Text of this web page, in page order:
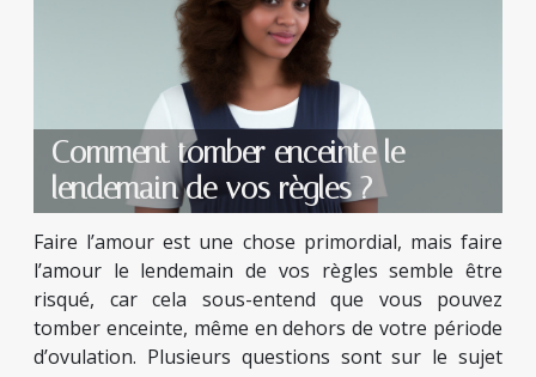
Comment tomber enceinte le
lendemain de vos règles ?
Faire l’amour est une chose primordial, mais faire
l’amour le lendemain de vos règles semble être
risqué, car cela sous-entend que vous pouvez
tomber enceinte, même en dehors de votre période
d’ovulation. Plusieurs questions sont sur le sujet